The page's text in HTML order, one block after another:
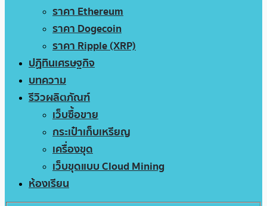
ราคา Ethereum
ราคา Dogecoin
ราคา Ripple (XRP)
ปฏิทินเศรษฐกิจ
บทความ
รีวิวผลิตภัณฑ์
เว็บซื้อขาย
กระเป๋าเก็บเหรียญ
เครื่องขุด
เว็บขุดแบบ Cloud Mining
ห้องเรียน